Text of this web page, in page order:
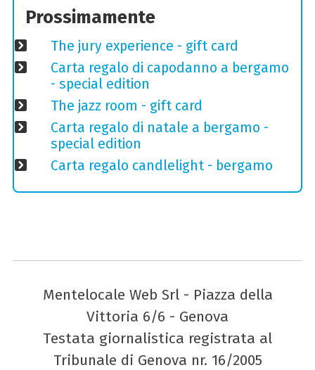
Prossimamente
The jury experience - gift card
Carta regalo di capodanno a bergamo
- special edition
The jazz room - gift card
Carta regalo di natale a bergamo -
special edition
Carta regalo candlelight - bergamo
Mentelocale Web Srl - Piazza della
Vittoria 6/6 - Genova
Testata giornalistica registrata al
Tribunale di Genova nr. 16/2005